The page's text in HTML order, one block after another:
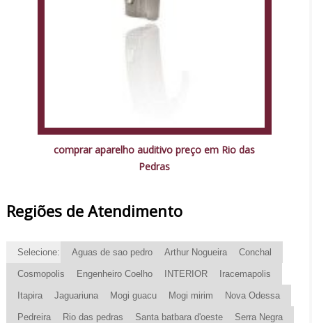
comprar aparelho auditivo preço em Rio das
Pedras
Regiões de Atendimento
Selecione: Aguas de sao pedro Arthur Nogueira Conchal
Cosmopolis Engenheiro Coelho INTERIOR Iracemapolis
Itapira Jaguariuna Mogi guacu Mogi mirim Nova Odessa
Pedreira Rio das pedras Santa batbara d'oeste Serra Negra